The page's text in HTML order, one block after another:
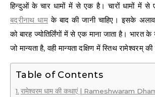
हिन्दुओं के चार धामों में से एक है। चारों धामों में से
बद्रीनाथ धामके बाद की जानी चाहिए। इसके
को बारह ज्योतिर्लिंगों में से एक माना जाता है। भारत
जो मान्यता है, वही मान्यता दक्षिण में स्तिथ रामेश्वरम्
Table of Contents
रामेश्वरम धाम की कथाएं | Rameshwaram